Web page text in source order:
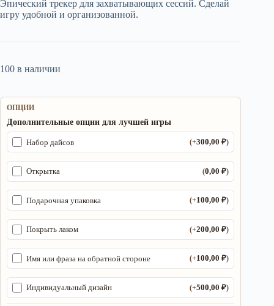
2
100,00 ₽.
250,00 ₽.
Эпический трекер для захватывающих сессий. Сделай
игру удобной и организованной.
100 в наличии
ОПЦИИ
Дополнительные опции для лучшей игры
Набор дайсов (+300,00₽)
Открытка (0,00₽)
Подарочная упаковка (+100,00₽)
Покрыть лаком (+200,00₽)
Имя или фраза на обратной стороне (+100,00₽)
Индивидуальный дизайн (+500,00₽)